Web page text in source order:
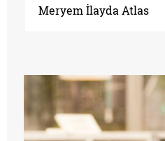
Meryem İlayda Atlas